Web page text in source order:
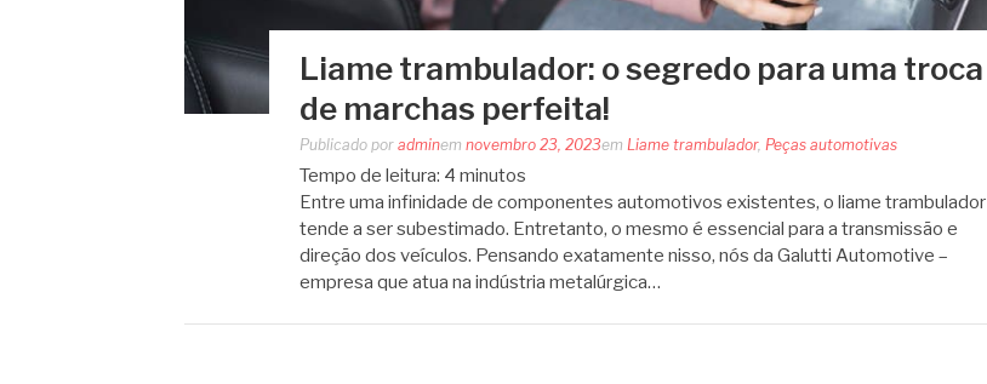
Liame trambulador: o segredo para uma troca
de marchas perfeita!
Publicado por adminem novembro 23, 2023em Liame trambulador, Peças automotivas
Tempo de leitura: 4 minutos
Entre uma infinidade de componentes automotivos existentes, o liame trambulador
tende a ser subestimado. Entretanto, o mesmo é essencial para a transmissão e
direção dos veículos. Pensando exatamente nisso, nós da Galutti Automotive –
empresa que atua na indústria metalúrgica…